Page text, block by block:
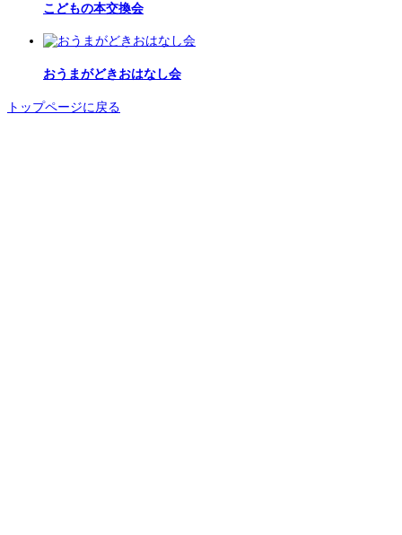
こどもの本交換会
おうまがどきおはなし会
トップページに戻る